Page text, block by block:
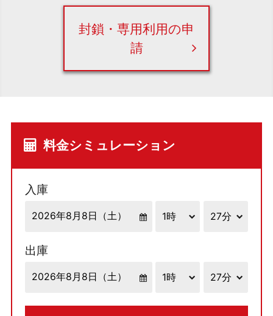
封鎖・専用利用の申
請
料金シミュレーション
入庫
出庫